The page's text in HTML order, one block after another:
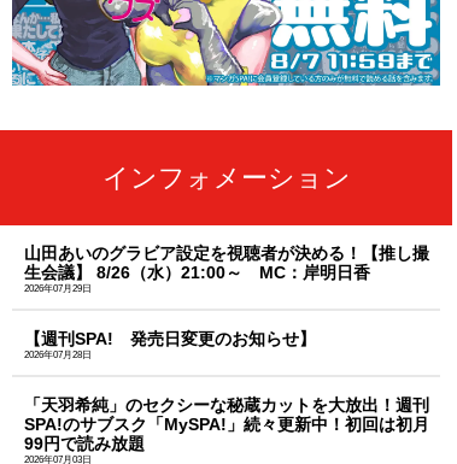
インフォメーション
山田あいのグラビア設定を視聴者が決める！【推し撮
生会議】 8/26（水）21:00～ MC：岸明日香
2026年07月29日
【週刊SPA! 発売日変更のお知らせ】
2026年07月28日
「天羽希純」のセクシーな秘蔵カットを大放出！週刊
SPA!のサブスク「MySPA!」続々更新中！初回は初月
99円で読み放題
2026年07月03日